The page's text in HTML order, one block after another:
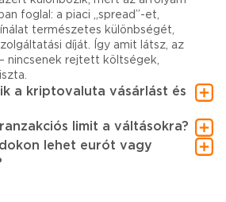
foglal: a piaci „spread”-et,
természetes különbségét,
díját. Így amit látsz, az
nincsenek rejtett költségek,
a kriptovaluta vásárlást és
limit a váltásokra?
lehet eurót vagy